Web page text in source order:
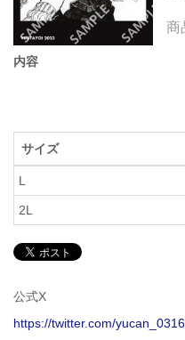
商
内容
サイズ
L
2L
公式X
https://twitter.com/yucan_0316